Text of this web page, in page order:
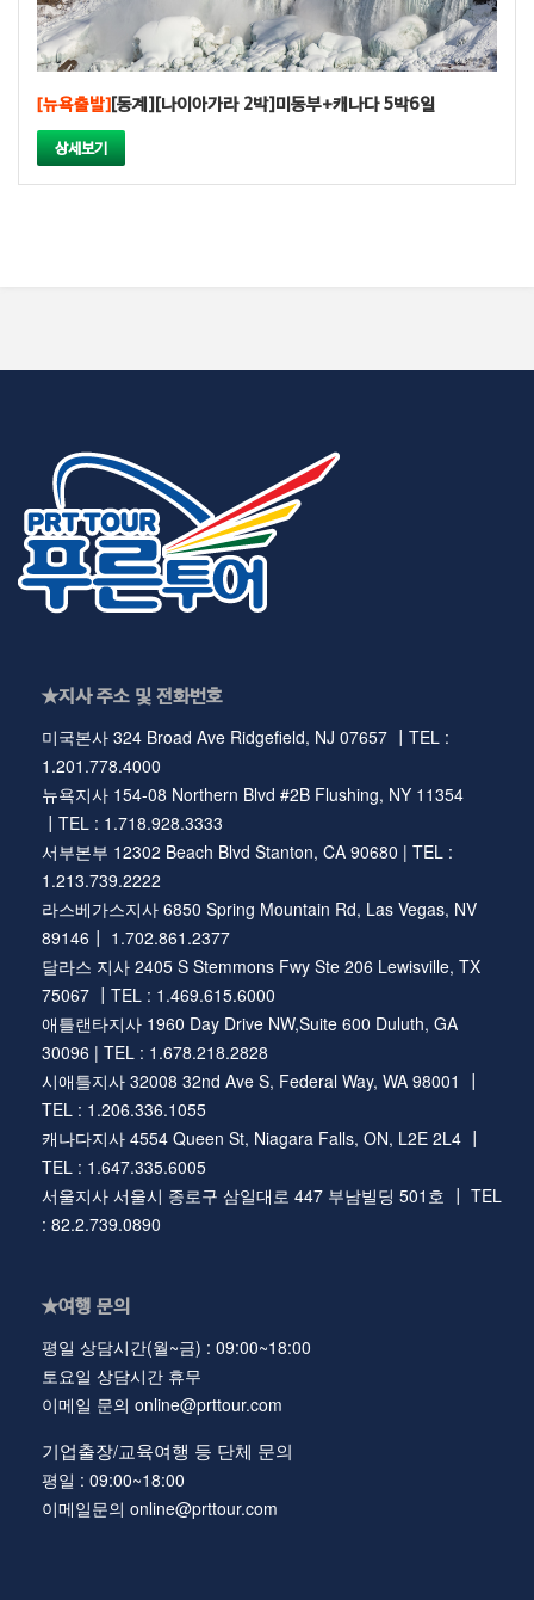
[뉴욕출발][동계][나이아가라 2박]미동부+캐나다 5박6일
상세보기
★지사 주소 및 전화번호
미국본사 324 Broad Ave Ridgefield, NJ 07657 ┃TEL :
1.201.778.4000
뉴욕지사 154-08 Northern Blvd #2B Flushing, NY 11354
┃TEL : 1.718.928.3333
서부본부 12302 Beach Blvd Stanton, CA 90680 | TEL :
1.213.739.2222
라스베가스지사 6850 Spring Mountain Rd, Las Vegas, NV
89146┃ 1.702.861.2377
달라스 지사 2405 S Stemmons Fwy Ste 206 Lewisville, TX
75067 ┃TEL : 1.469.615.6000
애틀랜타지사 1960 Day Drive NW,Suite 600 Duluth, GA
30096 | TEL : 1.678.218.2828
시애틀지사 32008 32nd Ave S, Federal Way, WA 98001 ┃
TEL : 1.206.336.1055
캐나다지사 4554 Queen St, Niagara Falls, ON, L2E 2L4 ┃
TEL : 1.647.335.6005
서울지사 서울시 종로구 삼일대로 447 부남빌딩 501호 ┃ TEL
: 82.2.739.0890
★여행 문의
평일 상담시간(월~금) : 09:00~18:00
토요일 상담시간 휴무
이메일 문의 online@prttour.com
기업출장/교육여행 등 단체 문의
평일 : 09:00~18:00
이메일문의 online@prttour.com